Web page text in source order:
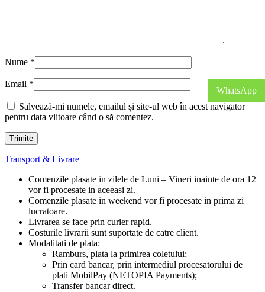
Nume *
Email *
Salvează-mi numele, emailul și site-ul web în acest navigator
pentru data viitoare când o să comentez.
Transport & Livrare
Comenzile plasate in zilele de Luni – Vineri inainte de ora 12
vor fi procesate in aceeasi zi.
Comenzile plasate in weekend vor fi procesate in prima zi
lucratoare.
Livrarea se face prin curier rapid.
Costurile livrarii sunt suportate de catre client.
Modalitati de plata:
Ramburs, plata la primirea coletului;
Prin card bancar, prin intermediul procesatorului de
plati MobilPay (NETOPIA Payments);
Transfer bancar direct.
WhatsApp